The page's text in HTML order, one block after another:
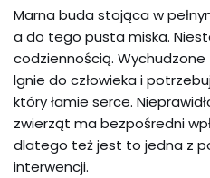
Marna buda stojąca w
a do tego pusta miska.
codziennością.
lgnie do człowieka i
który łamie serce.
zwierząt ma bezpośredni
dlatego też jest to jedna z
interwencji.